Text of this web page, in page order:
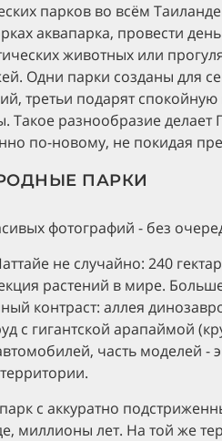
парков во всём
аквапарка, провести
животных или
Одни парки созданы для
третьи подарят спокойную
разнообразие делает
по-новому, не покидая
ПАРКИ
фотографий - без
не случайно: 240
растений в мире.
контраст: аллея
с гигантской арапаймой
часть моделей
с аккуратно
миллионы лет. На той же